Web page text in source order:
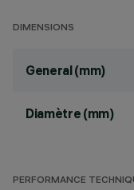
DIMENSIONS
General (mm)
Diamètre (mm)
PERFORMANCE